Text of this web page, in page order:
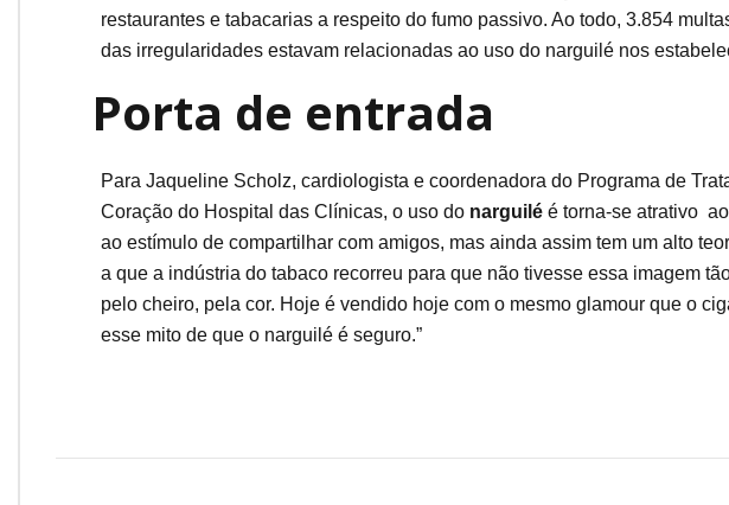
restaurantes e tabacarias a respeito do fumo passivo. Ao todo, 3.854
das irregularidades estavam relacionadas ao uso do narguilé nos
Porta de entrada
Para Jaqueline Scholz, cardiologista e coordenadora do Programa de
Coração do Hospital das Clínicas, o uso do narguilé é torna-se atrativo
ao estímulo de compartilhar com amigos, mas ainda assim tem um alto
a que a indústria do tabaco recorreu para que não tivesse essa imagem
pelo cheiro, pela cor. Hoje é vendido hoje com o mesmo glamour que o
esse mito de que o narguilé é seguro.”